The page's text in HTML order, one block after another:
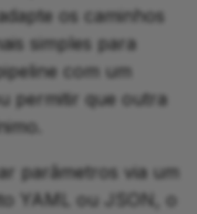
os caminhos
simples para
com um
permitir que outra
parâmetros via um
YAML ou JSON, o